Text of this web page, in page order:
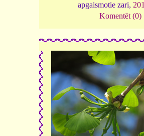
apgaismotie zari,
Komentēt (0)